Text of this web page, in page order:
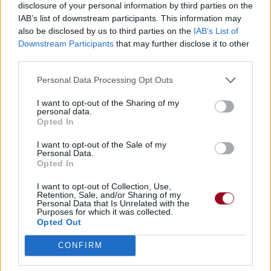
disclosure of your personal information by third parties on the
IAB’s list of downstream participants. This information may
also be disclosed by us to third parties on the IAB’s List of
Downstream Participants that may further disclose it to other
Personal Data Processing Opt Outs
I want to opt-out of the Sharing of my
personal data.
Opted In
I want to opt-out of the Sale of my
Personal Data.
Opted In
I want to opt-out of Collection, Use,
Retention, Sale, and/or Sharing of my
Personal Data that Is Unrelated with the
Purposes for which it was collected.
Opted Out
CONFIRM